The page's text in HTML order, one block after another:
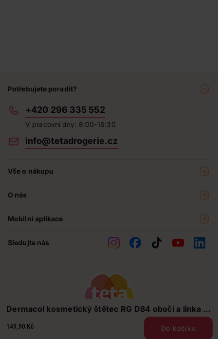
Dermacol kosmetický štětec RG D84 obočí a linka s
149,90 Kč Do košíku
Potřebujete poradit?
+420 296 335 552
V pracovní dny: 8:00–16:30
info@tetadrogerie.cz
Vše o nákupu
Prodejny
Obchodní podmínky
O nás
Teta pomáhá
Kontakty
Mobilní aplikace
Sledujte nás